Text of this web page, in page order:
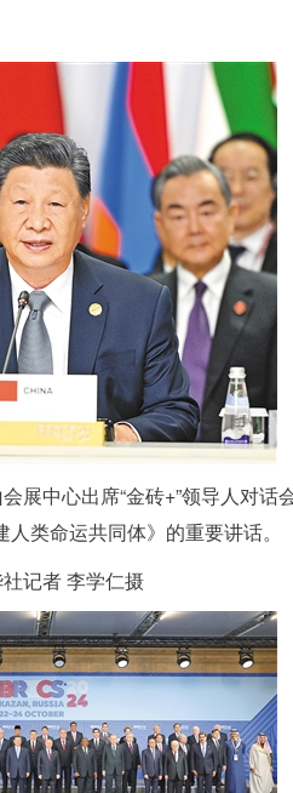
展中心出席“金砖+”领导人对话
类命运共同体》的重要讲话。
记者 李学仁摄